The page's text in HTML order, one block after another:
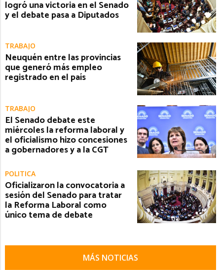
logró una victoria en el Senado
y el debate pasa a Diputados
TRABAJO
Neuquén entre las provincias
que generó más empleo
registrado en el país
TRABAJO
El Senado debate este
miércoles la reforma laboral y
el oficialismo hizo concesiones
a gobernadores y a la CGT
POLITICA
Oficializaron la convocatoria a
sesión del Senado para tratar
la Reforma Laboral como
único tema de debate
MÁS NOTICIAS